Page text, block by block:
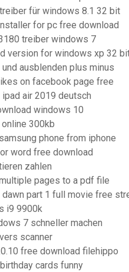
für windows 8.1 32 bit
for pc free download
treiber windows 7
version for windows xp 32
ausblenden plus minus
on facebook page free
air 2019 deutsch
windows 10
300kb
phone from iphone
word free download
zahlen
pages to a pdf file
part 1 full movie free
i9 9900k
7 schneller machen
scanner
free download filehippo
cards funny